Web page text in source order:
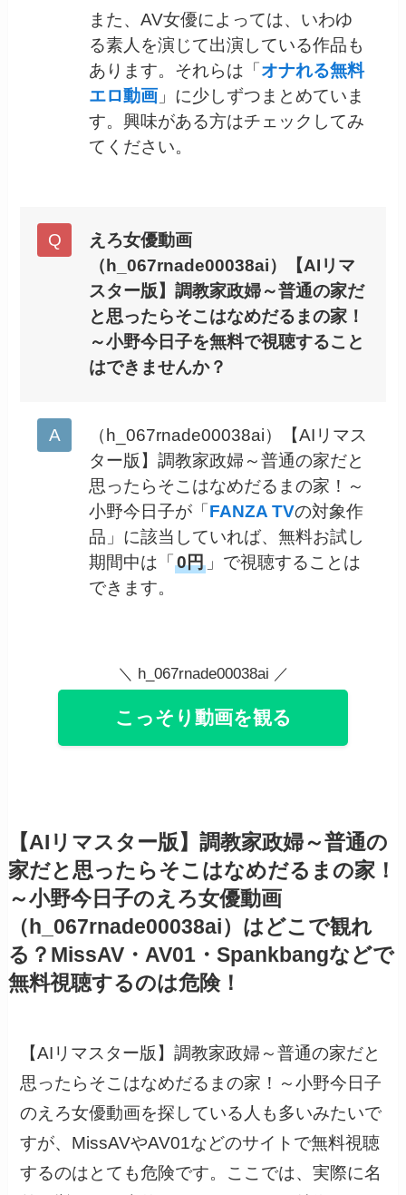
また、AV女優によっては、いわゆ
る素人を演じて出演している作品も
あります。それらは「 オナれる無料
エロ動画」に少しずつまとめていま
す。興味がある方はチェックしてみ
てください。
えろ女優動画
（h_067rnade00038ai）【AIリマ
スター版】調教家政婦～普通の家だ
と思ったらそこはなめだるまの家！
～小野今日子を無料で視聴すること
はできませんか？
（h_067rnade00038ai）【AIリマス
ター版】調教家政婦～普通の家だと
思ったらそこはなめだるまの家！～
小野今日子が「 FANZA TVの対象作
品」に該当していれば、無料お試し
期間中は「 0円」で視聴することは
できます。
＼ h_067rnade00038ai ／
こっそり動画を観る
【AIリマスター版】調教家政婦～普通の
家だと思ったらそこはなめだるまの家！
～小野今日子のえろ女優動画
（h_067rnade00038ai）はどこで観れ
る？MissAV・AV01・Spankbangなどで
無料視聴するのは危険！
【AIリマスター版】調教家政婦～普通の家だと
思ったらそこはなめだるまの家！～小野今日子
のえろ女優動画を探している人も多いみたいで
すが、MissAVやAV01などのサイトで無料視聴
するのはとても危険です。ここでは、実際に名